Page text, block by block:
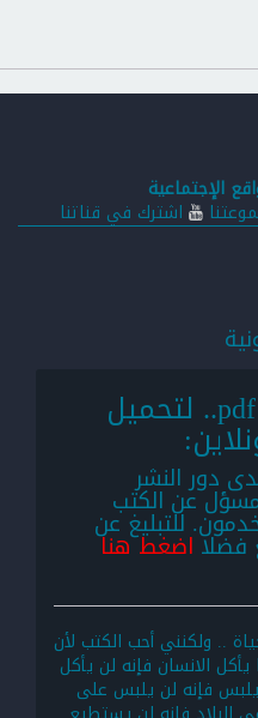
الإجتماعية
اشترك في قناتنا
موقع تحميل كتب pdf.. لتحميل
دور النشر
عن الكتب
للتبليغ عن
اضغط هنا
.. ولكنني أحب الكتب لأن
الانسان فإنه لن يأكل
فإنه لن يلبس على